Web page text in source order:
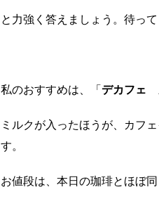
と力強く答えましょう。待っ
私のおすすめは、「 デカフェ
ミルクが入ったほうが、カフ
す。
お値段は、本日の珈琲とほぼ